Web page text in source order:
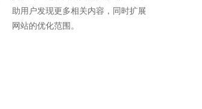
助用户发现更多相关内容，同时扩展
网站的优化范围。